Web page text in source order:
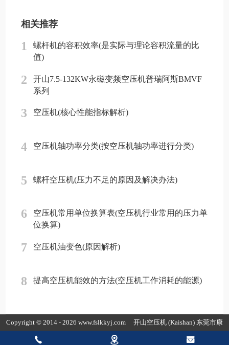
相关推荐
1
螺杆机的容积效率(是实际与理论容积流量的比
值)
2
开山7.5-132KW永磁变频空压机普瑞阿斯BMVF
系列
3 空压机(核心性能指标解析)
4 空压机轴功率分类(按空压机轴功率进行分类)
5 螺杆空压机(压力不足的原因及解决办法)
6
空压机常用单位换算表(空压机行业常用的压力单
位换算)
7 空压机油变色(原因解析)
8 提高空压机能效的方法(空压机工作消耗的能源)
Copyright © 2014 - 2026 www.fslkkyj.com 开山空压机 (Kaishan) 东莞市康
普达节能科技有限公司版权所有
粤ICP备19154118号-3 粤公网安备